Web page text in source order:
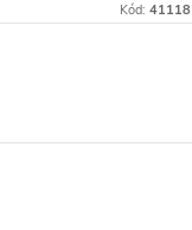
Kód: 41118